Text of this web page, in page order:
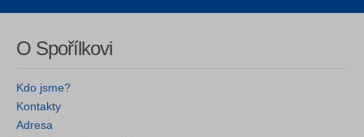
O Spořílkovi
Kdo jsme?
Kontakty
Adresa